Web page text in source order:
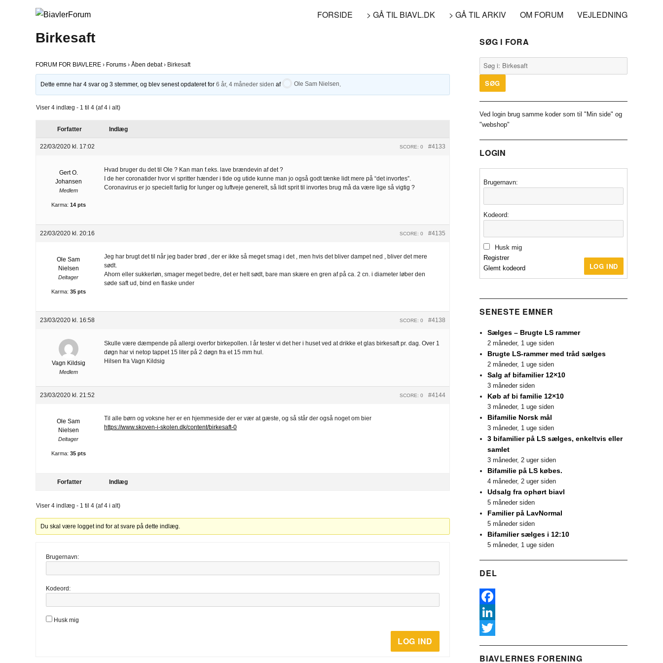
FORSIDE > GÅ TIL BIAVL.DK > GÅ TIL ARKIV OM FORUM VEJLEDNING
Birkesaft
FORUM FOR BIAVLERE › Forums › Åben debat › Birkesaft
Dette emne har 4 svar og 3 stemmer, og blev senest opdateret for6 år, 4 måneder siden af Ole Sam Nielsen
Viser 4 indlæg - 1 til 4 (af 4 i alt)
Forfatter Indlæg
22/03/2020 kl. 17:02 #4133
SCORE: 0
Gert O.
Johansen
Medlem
Karma: 14 pts
Hvad bruger du det til Ole ? Kan man f.eks. lave brændevin af det ?
I de her coronatider hvor vi spritter hænder i tide og utide kunne man jo også godt tænke lidt mere på “det invortes”.
Coronavirus er jo specielt farlig for lunger og luftveje generelt, så lidt sprit til invortes brug må da være lige så vigtig ?
22/03/2020 kl. 20:16 #4135
SCORE: 0
Ole Sam
Nielsen
Deltager
Karma: 35 pts
Jeg har brugt det til når jeg bader brød , der er ikke så meget smag i det , men hvis det bliver dampet ned , bliver det mere
sødt.
Ahorn eller sukkerløn, smager meget bedre, det er helt sødt, bare man skære en gren af på ca. 2 cn. i diameter løber den
søde saft ud, bind en flaske under
23/03/2020 kl. 16:58 #4138
SCORE: 0
Vagn Kildsig
Medlem
Skulle være dæmpende på allergi overfor birkepollen. I år tester vi det her i huset ved at drikke et glas birkesaft pr. dag. Over 1
døgn har vi netop tappet 15 liter på 2 døgn fra et 15 mm hul.
Hilsen fra Vagn Kildsig
23/03/2020 kl. 21:52 #4144
SCORE: 0
Ole Sam
Nielsen
Deltager
Karma: 35 pts
Til alle børn og voksne her er en hjemmeside der er vær at gæste, og så står der også noget om bier
https://www.skoven-i-skolen.dk/content/birkesaft-0
Forfatter Indlæg
Viser 4 indlæg - 1 til 4 (af 4 i alt)
Du skal være logget ind for at svare på dette indlæg.
Brugernavn:
Kodeord:
Husk mig
LOG IND
SØG I FORA
Ved login brug samme koder som til "Min side" og
"webshop"
LOGIN
Brugernavn:
Kodeord:
Husk mig
LOG IND
Registrer
Glemt kodeord
SENESTE EMNER
Sælges – Brugte LS rammer
2 måneder, 1 uge siden
Brugte LS-rammer med tråd sælges
2 måneder, 1 uge siden
Salg af bifamilier 12×10
3 måneder siden
Køb af bi familie 12×10
3 måneder, 1 uge siden
Bifamilie Norsk mål
3 måneder, 1 uge siden
3 bifamilier på LS sælges, enkeltvis eller
samlet
3 måneder, 2 uger siden
Bifamilie på LS købes.
4 måneder, 2 uger siden
Udsalg fra ophørt biavl
5 måneder siden
Familier på LavNormal
5 måneder siden
Bifamilier sælges i 12:10
5 måneder, 1 uge siden
DEL
F
a
e
L
nw
BIAVLERNES FORENING